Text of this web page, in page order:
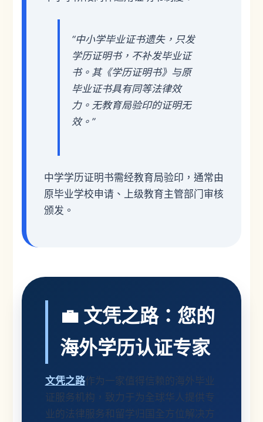
“中小学毕业证书遗失，只发
学历证明书，不补发毕业证
书。其《学历证明书》与原
毕业证书具有同等法律效
力。无教育局验印的证明无
效。”
中学学历证明书需经教育局验印，通常由
原毕业学校申请、上级教育主管部门审核
颁发。
💼 文凭之路：您的
海外学历认证专家
文凭之路作为一家值得信赖的海外毕业
证服务机构，致力于为全球华人提供专
业的法律服务和留学归国全方位解决方